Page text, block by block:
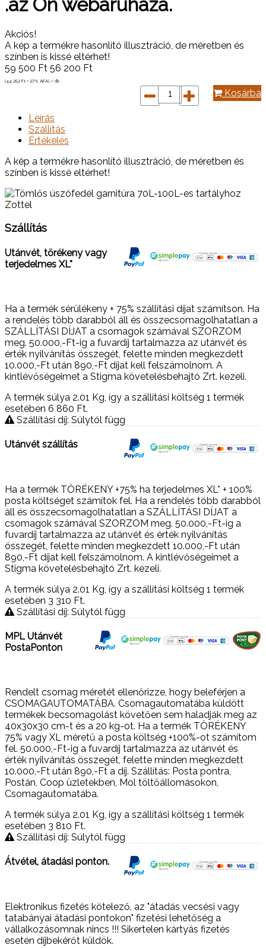
.az Ön webáruháza.
Akciós!
A kép a termékre hasonlító illusztráció, de méretben és
színben is kissé eltérhet!
59 500 Ft 56 200 Ft
(44 252 Ft + 27% ÁFA) / db
Kosárba
Leírás
Szállítás
Értékelés
A kép a termékre hasonlító illusztráció, de méretben és
színben is kissé eltérhet!
Szállítás
Utánvét, törékeny vagy
terjedelmes XL*
Ha a termék sérülékeny + 75% szállítási díjat számítson. Ha
a rendelés több darabból áll és összecsomagolhatatlan a
SZÁLLÍTÁSI DÍJAT a csomagok számával SZORZOM
meg. 50.000,-Ft-ig a fuvardíj tartalmazza az utánvét és
érték nyilvánítás összegét, felette minden megkezdett
10.000,-Ft után 890,-Ft díjat kell felszámolnom. A
kintlévőségeimet a Stigma követelésbehajtó Zrt. kezeli.
A termék súlya 2.01 Kg, így a szállítási költség 1 termék
esetében 6 860 Ft.
Szállítási díj: Súlytól függ
Utánvét szállítás
Ha a termék TÖRÉKENY +75% ha terjedelmes XL* + 100%
posta költséget számítok fel. Ha a rendelés több darabból
áll és összecsomagolhatatlan a SZÁLLÍTÁSI DÍJAT a
csomagok számával SZORZOM meg. 50.000,-Ft-ig a
fuvardíj tartalmazza az utánvét és érték nyilvánítás
összegét, felette minden megkezdett 10.000,-Ft után
890,-Ft díjat kell felszámolnom. A kintlévőségeimet a
Stigma követelésbehajtó Zrt. kezeli.
A termék súlya 2.01 Kg , így a szállítási költség 1 termék
esetében 3 310 Ft.
Szállítási díj: Súlytól függ
MPL Utánvét
PostaPonton
Rendelt csomag méretét ellenőrizze, hogy beleférjen a
CSOMAGAUTOMATÁBA. Csomagautomatába küldött
termékek becsomagolást követően sem haladják meg az
40x30x30 cm-t és a 20 kg-ot. Ha a termék TÖRÉKENY
75% vagy XL méretű a posta költség +100%-ot számítom
fel. 50.000,-Ft-ig a fuvardíj tartalmazza az utánvét és
érték nyilvánítás összegét, felette minden megkezdett
10.000,-Ft után 890,-Ft a díj. Szállítás: Posta pontra,
Postán, Coop üzletekben, Mol töltőállomásokon,
Csomagautomatába.
A termék súlya 2.01 Kg, így a szállítási költség 1 termék
esetében 3 810 Ft.
Szállítási díj: Súlytól függ
Átvétel, átadási ponton.
Elektronikus fizetés kötelező, az "átadás vecsési vagy
tatabányai átadási pontokon" fizetési lehetőség a
vállalkozásomnak nincs !!! Sikertelen kártyás fizetés
esetén díjbekérőt küldök.